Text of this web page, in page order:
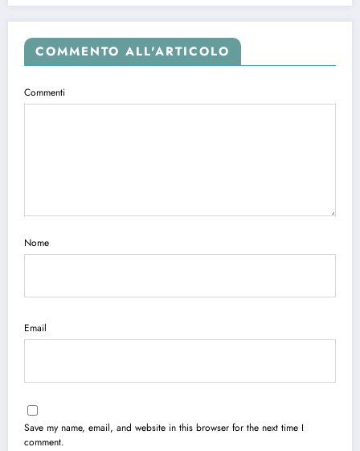
COMMENTO ALL'ARTICOLO
Commenti
Nome
Email
Save my name, email, and website in this browser for the next time I
comment.